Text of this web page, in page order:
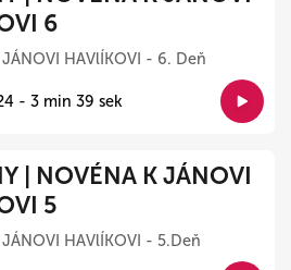
6
JÁNOVI HAVlÍKOVI - 6. Deň
- 3 min 39 sek
| NOVÉNA K JÁNOVI
5
JÁNOVI HAVlÍKOVI - 5.Deň